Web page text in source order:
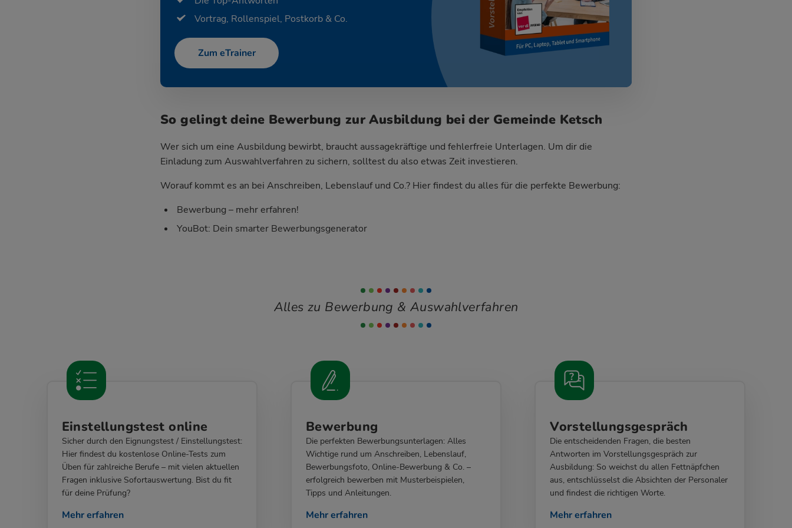
Vortrag, Rollenspiel, Postkorb & Co.
Zum eTrainer
So gelingt deine Bewerbung zur Ausbildung bei der Gemeinde Ketsch
Wer sich um eine Ausbildung bewirbt, braucht aussagekräftige und fehlerfreie Unterlagen. Um dir die
Einladung zum Auswahlverfahren zu sichern, solltest du also etwas Zeit investieren.
Worauf kommt es an bei Anschreiben, Lebenslauf und Co.? Hier findest du alles für die perfekte Bewerbung:
Bewerbung – mehr erfahren!
YouBot: Dein smarter Bewerbungsgenerator
Alles zu Bewerbung & Auswahlverfahren
Einstellungstest online
Sicher durch den Eignungstest / Einstellungstest:
Hier findest du kostenlose Online-Tests zum
Üben für zahlreiche Berufe – mit vielen aktuellen
Fragen inklusive Sofortauswertung. Bist du fit
für deine Prüfung?
Mehr erfahren
Bewerbung
Die perfekten Bewerbungsunterlagen: Alles
Wichtige rund um Anschreiben, Lebenslauf,
Bewerbungsfoto, Online-Bewerbung & Co. –
erfolgreich bewerben mit Musterbeispielen,
Tipps und Anleitungen.
Mehr erfahren
Vorstellungsgespräch
Die entscheidenden Fragen, die besten
Antworten im Vorstellungsgespräch zur
Ausbildung: So weichst du allen Fettnäpfchen
aus, entschlüsselst die Absichten der Personaler
und findest die richtigen Worte.
Mehr erfahren